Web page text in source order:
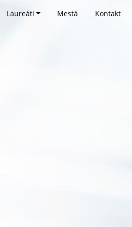
Laureáti Mestá Kontakt